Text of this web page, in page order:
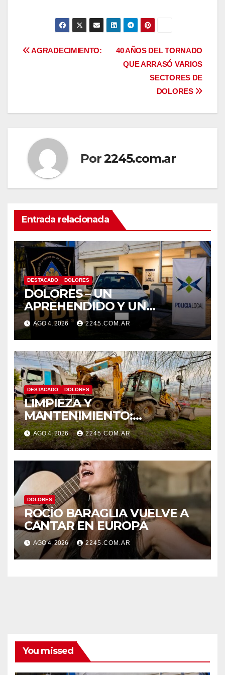
Navegación
40 AÑOS DEL TORNADO
QUE ARRASÓ VARIOS
SECTORES DE
DOLORES
AGRADECIMIENTO:
Por2245.com.ar
Entrada relacionada
DESTACADO DOLORES
DOLORES – UN
APREHENDIDO Y UN
VEHÍCULO SECUESTRADO
TRAS DISPAROS Y AMENAZAS
AGO 4, 2026 2245.COM.AR
DESTACADO DOLORES
LIMPIEZA Y
MANTENIMIENTO:
CONTINÚAN LOS TRABAJOS
DE ZANJEO EN DISTINTOS
SECTORES DE LA CIUDAD
AGO 4, 2026 2245.COM.AR
DOLORES
ROCÍO BARAGLIA VUELVE A
CANTAR EN EUROPA
AGO 4, 2026 2245.COM.AR
You missed